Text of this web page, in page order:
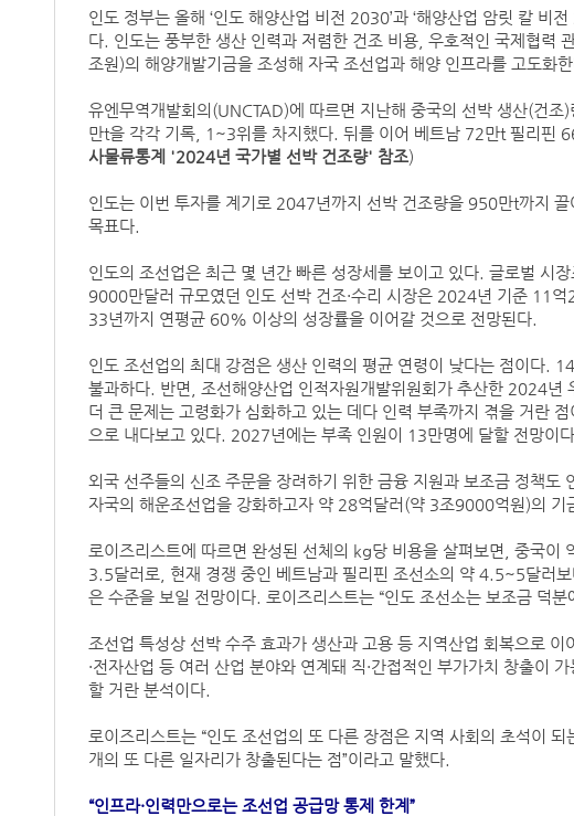
인도 정부는 올해 ‘인도 해양산업 비전 2030’과 ‘해양산업 암릿 칼 비
다. 인도는 풍부한 생산 인력과 저렴한 건조 비용, 우호적인 국제협력
조원)의 해양개발기금을 조성해 자국 조선업과 해양 인프라를 고도화
유엔무역개발회의(UNCTAD)에 따르면 지난해 중국의 선박 생산(건
만t을 각각 기록, 1~3위를 차지했다. 뒤를 이어 베트남 72만t 필리핀
사물류통계 '2024년 국가별 선박 건조량' 참조)
인도는 이번 투자를 계기로 2047년까지 선박 건조량을 950만t까지
목표다.
인도의 조선업은 최근 몇 년간 빠른 성장세를 보이고 있다. 글로벌 시
9000만달러 규모였던 인도 선박 건조·수리 시장은 2024년 기준 11
33년까지 연평균 60% 이상의 성장률을 이어갈 것으로 전망된다.
인도 조선업의 최대 강점은 생산 인력의 평균 연령이 낮다는 점이다.
불과하다. 반면, 조선해양산업 인적자원개발위원회가 추산한 2024
더 큰 문제는 고령화가 심화하고 있는 데다 인력 부족까지 겪을 거란
으로 내다보고 있다. 2027년에는 부족 인원이 13만명에 달할 전망이다.
외국 선주들의 신조 주문을 장려하기 위한 금융 지원과 보조금 정책
자국의 해운조선업을 강화하고자 약 28억달러(약 3조9000억원)의 기
로이즈리스트에 따르면 완성된 선체의 kg당 비용을 살펴보면, 중국
3.5달러로, 현재 경쟁 중인 베트남과 필리핀 조선소의 약 4.5~5달러
은 수준을 보일 전망이다. 로이즈리스트는 “인도 조선소는 보조금 덕
조선업 특성상 선박 수주 효과가 생산과 고용 등 지역산업 회복으로
·전자산업 등 여러 산업 분야와 연계돼 직·간접적인 부가가치 창출이
할 거란 분석이다.
로이즈리스트는 “인도 조선업의 또 다른 장점은 지역 사회의 초석이
개의 또 다른 일자리가 창출된다는 점”이라고 말했다.
“인프라·인력만으로는 조선업 공급망 통제 한계”